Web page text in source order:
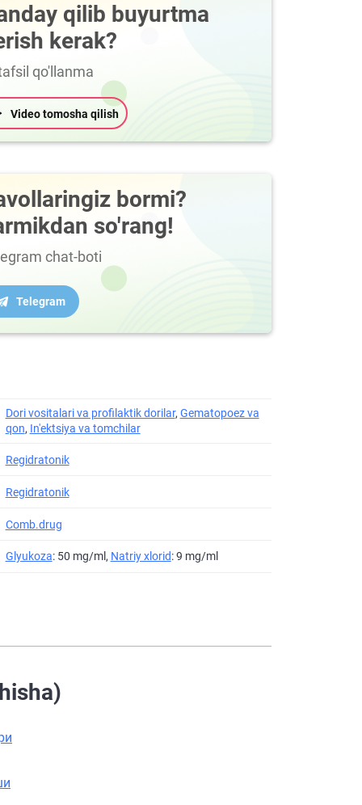
qilib buyurtma
kerak?
qo'llanma
Video tomosha qilish
bormi?
so'rang!
chat-boti
Telegram
Dori vositalari va profilaktik dorilar, Gematopoez va
qon, In'ektsiya va tomchilar
Regidratonik
Regidratonik
Comb.drug
Glyukoza: 50 mg/ml, Natriy xlorid: 9 mg/ml